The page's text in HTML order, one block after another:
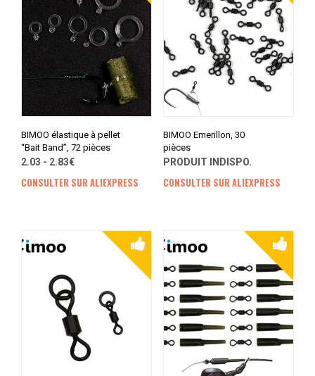
BIMOO élastique à pellet
“Bait Band”, 72 pièces
2.03 - 2.83€
CONSULTER SUR ALIEXPRESS
BIMOO Emerillon, 30
pièces
PRODUIT INDISPO.
CONSULTER SUR ALIEXPRESS